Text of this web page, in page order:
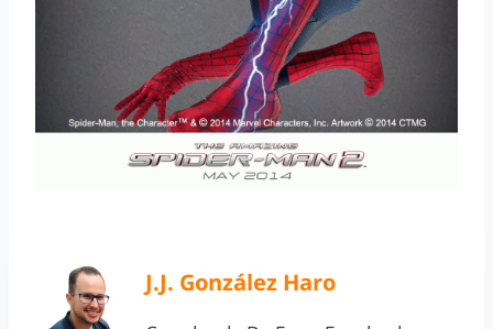
J.J. González Haro